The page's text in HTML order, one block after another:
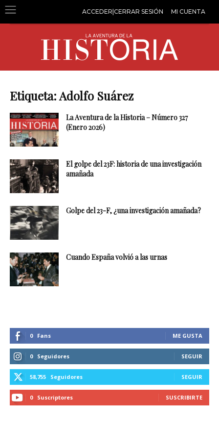
ACCEDER|CERRAR SESIÓN MI CUENTA
Etiqueta: Adolfo Suárez
La Aventura de la Historia – Número 327
(Enero 2026)
El golpe del 23F: historia de una investigación
amañada
Golpe del 23-F, ¿una investigación amañada?
Cuando España volvió a las urnas
0 Fans ME GUSTA
0 Seguidores SEGUIR
58,755 Seguidores SEGUIR
0 Suscriptores SUSCRIBIRTE